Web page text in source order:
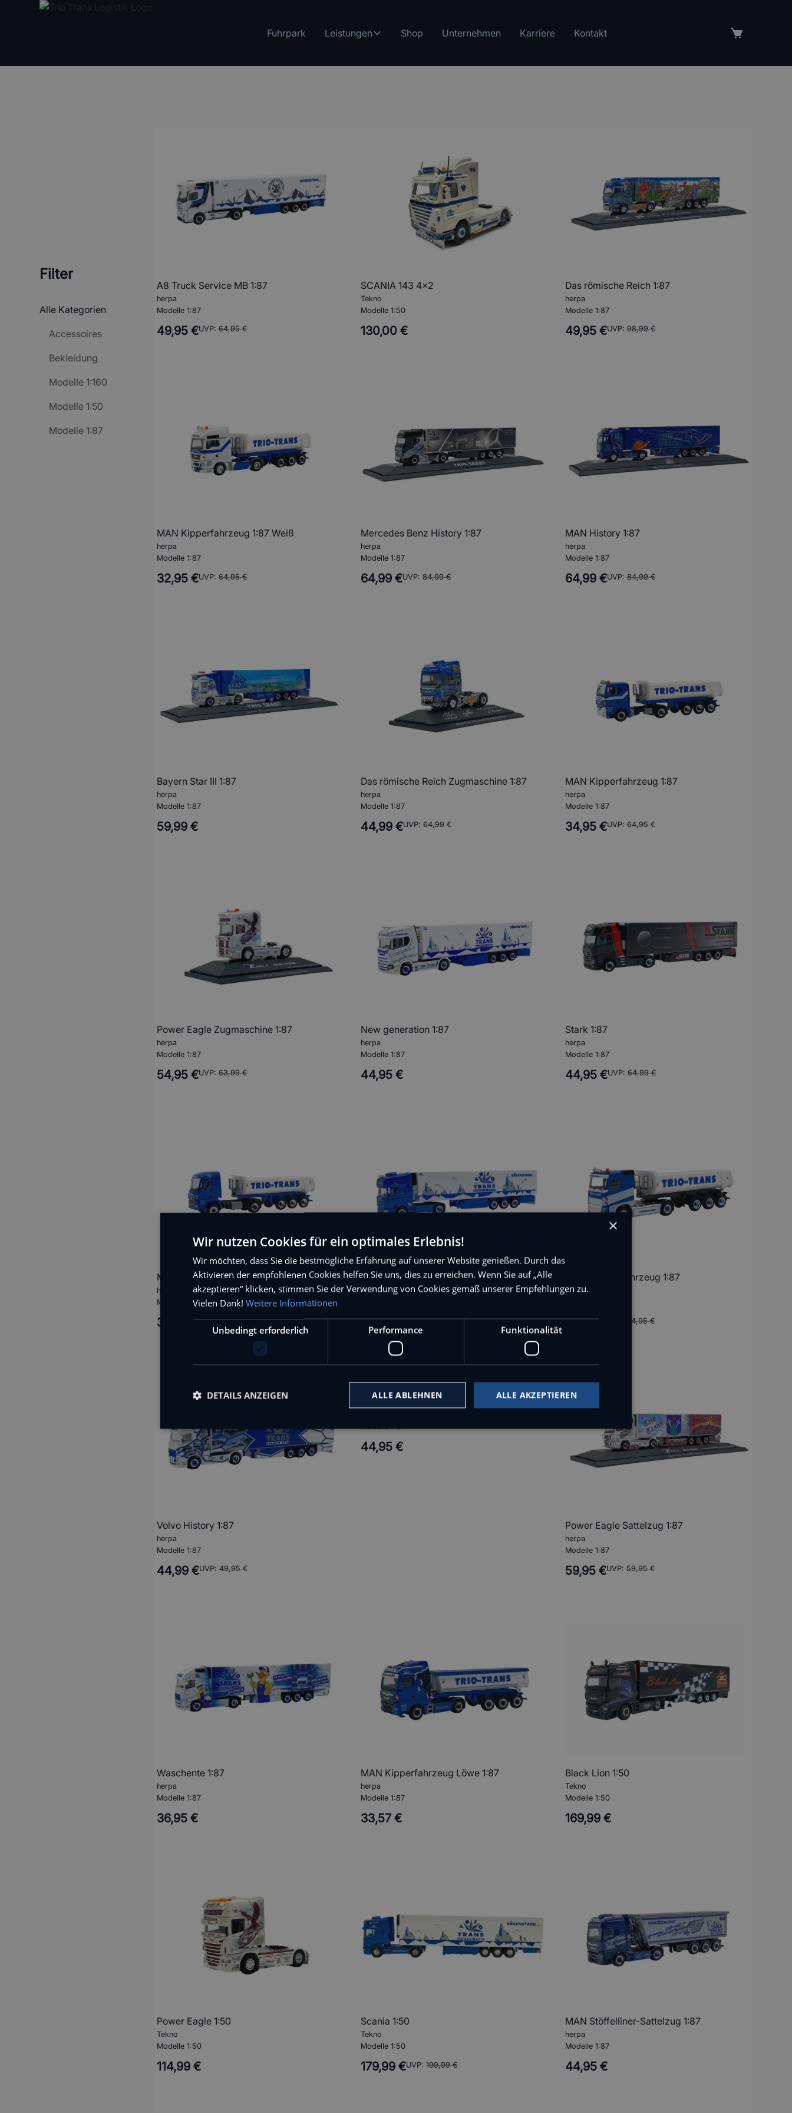
Fuhrpark Leistungen Shop Unternehmen Karriere Kontakt
Filter
Alle Kategorien
Accessoires
Bekleidung
Modelle 1:160
Modelle 1:50
Modelle 1:87
A8 Truck Service MB 1:87
herpa
Modelle 1:87
49,95 €UVP: 64,95 €
SCANIA 143 4x2
Tekno
Modelle 1:50
130,00 €
Das römische Reich 1:87
herpa
Modelle 1:87
49,95 €UVP: 98,99 €
MAN Kipperfahrzeug 1:87 Weiß
herpa
Modelle 1:87
32,95 €UVP: 64,95 €
Mercedes Benz History 1:87
herpa
Modelle 1:87
64,99 €UVP: 84,99 €
MAN History 1:87
herpa
Modelle 1:87
64,99 €UVP: 84,99 €
Bayern Star III 1:87
herpa
Modelle 1:87
59,99 €
Das römische Reich Zugmaschine 1:87
herpa
Modelle 1:87
44,99 €UVP: 64,99 €
MAN Kipperfahrzeug 1:87
herpa
Modelle 1:87
34,95 €UVP: 64,95 €
Power Eagle Zugmaschine 1:87
herpa
Modelle 1:87
54,95 €UVP: 63,99 €
New generation 1:87
herpa
Modelle 1:87
44,95 €
Stark 1:87
herpa
Modelle 1:87
44,95 €UVP: 64,99 €
MB Kipperfahrzeug 1:87
herpa
Modelle 1:87
34,95 €UVP: 64,95 €
Scania 1:87
herpa
52,99 €
Volvo Kipperfahrzeug 1:87
herpa
39,99 € 64,95 €
Volvo History 1:87
herpa
Modelle 1:87
44,99 €UVP: 49,95 €
Fernfahrer "Rettungsgasse" 1:87
Modelle 1:87
44,95 €
Power Eagle Sattelzug 1:87
herpa
Modelle 1:87
59,95 €UVP: 59,95 €
Waschente 1:87
herpa
Modelle 1:87
36,95 €
MAN Kipperfahrzeug Löwe 1:87
herpa
Modelle 1:87
33,57 €
Black Lion 1:50
Tekno
Modelle 1:50
169,99 €
Power Eagle 1:50
Tekno
Modelle 1:50
114,99 €
Scania 1:50
Tekno
Modelle 1:50
179,99 €UVP: 199,99 €
MAN Stöffelliner-Sattelzug 1:87
herpa
Modelle 1:87
44,95 €
×
Wir nutzen Cookies für ein optimales Erlebnis!
Wir möchten, dass Sie die bestmögliche Erfahrung auf unserer Website genießen. Durch das
Aktivieren der empfohlenen Cookies helfen Sie uns, dies zu erreichen. Wenn Sie auf „Alle
akzeptieren“ klicken, stimmen Sie der Verwendung von Cookies gemäß unserer Empfehlungen zu.
Vielen Dank! Weitere Informationen
Unbedingt erforderlich Performance Funktionalität
ALLE AKZEPTIEREN
ALLE ABLEHNEN
DETAILS ANZEIGEN